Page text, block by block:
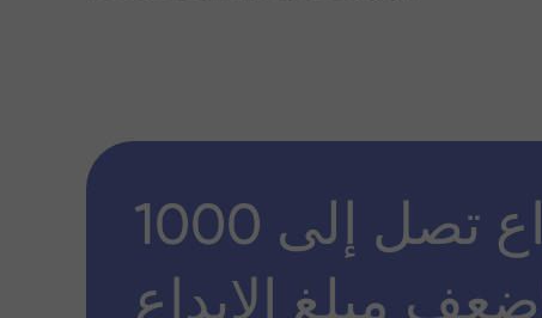
مكافأة إيداع تصل إلى 1000